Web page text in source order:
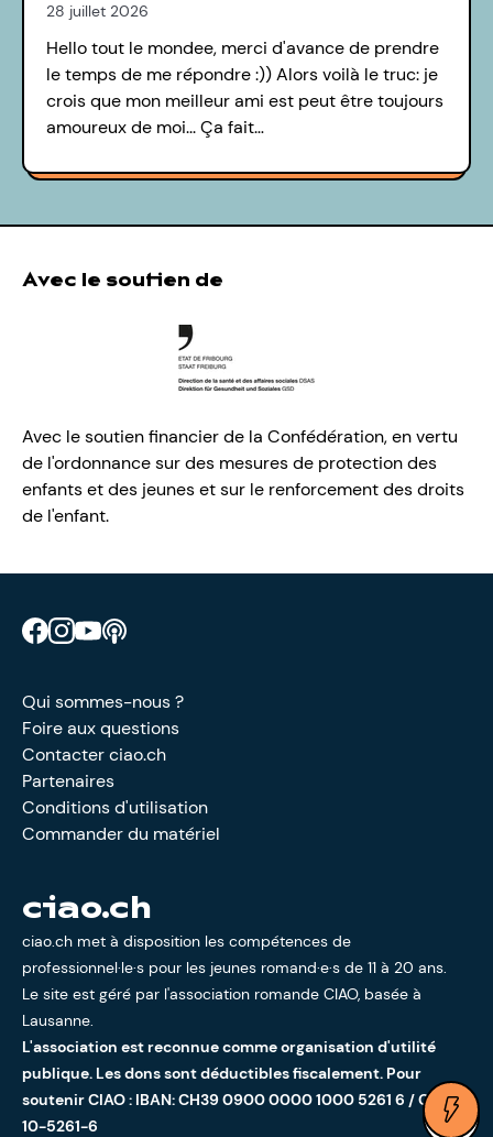
28 juillet 2026
Hello tout le mondee, merci d'avance de prendre
le temps de me répondre :)) Alors voilà le truc: je
crois que mon meilleur ami est peut être toujours
amoureux de moi... Ça fait…
Avec le soutien de
Avec le soutien financier de la Confédération, en vertu
de l'ordonnance sur des mesures de protection des
enfants et des jeunes et sur le renforcement des droits
de l'enfant.
Retrouve CIAO sur Facebook
Retrouve CIAO sur Instagram
Retrouve CIAO sur YouTube
Qui sommes-nous ?
Foire aux questions
Contacter ciao.ch
Partenaires
Conditions d'utilisation
Commander du matériel
ciao.ch
ciao.ch met à disposition les compétences de
professionnel·le·s pour les jeunes romand·e·s de 11 à 20 ans.
Le site est géré par l'association romande CIAO, basée à
Lausanne.
L'association est reconnue comme organisation d'utilité
publique. Les dons sont déductibles fiscalement. Pour
soutenir CIAO : IBAN: CH39 0900 0000 1000 5261 6 / CCP:
10-5261-6